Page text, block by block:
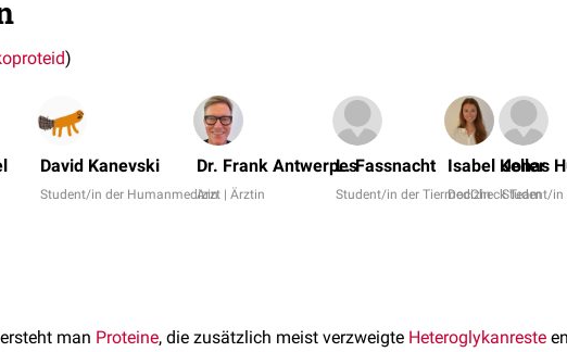
)
David Kanevski
Student/in der Humanmedizin
Dr. Frank Antwerpes
Arzt | Ärztin
L. Fassnacht
Student/in der Tiermedizin
Isabel Keller
DocCheck Team
Jonas
Student/in
man Proteine, die zusätzlich meist verzweigte Heteroglykanreste